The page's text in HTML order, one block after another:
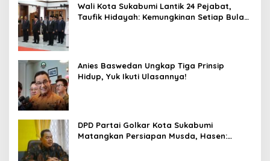
Wali Kota Sukabumi Lantik 24 Pejabat,
Taufik Hidayah: Kemungkinan Setiap Bulan
Anies Baswedan Ungkap Tiga Prinsip
Hidup, Yuk Ikuti Ulasannya!
DPD Partai Golkar Kota Sukabumi
Matangkan Persiapan Musda, Hasen: